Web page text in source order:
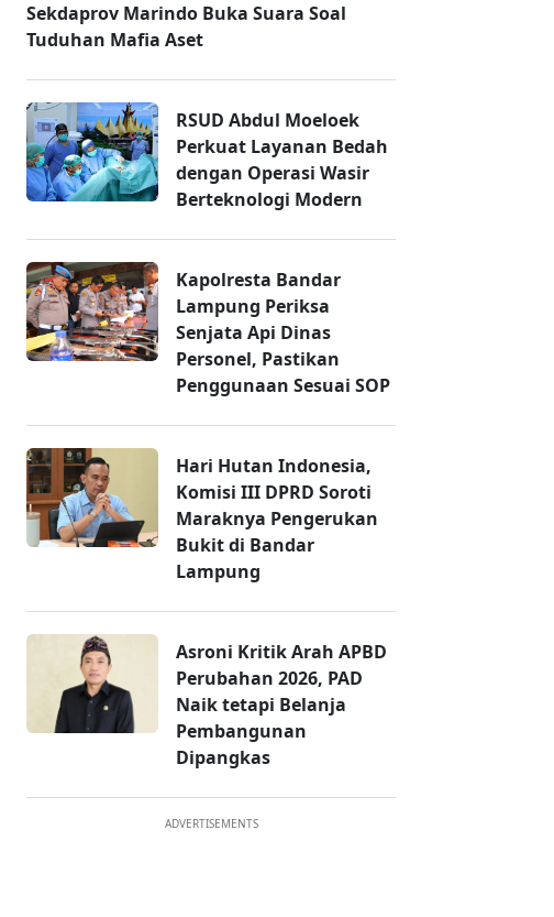
Sekdaprov Marindo Buka Suara Soal
Tuduhan Mafia Aset
RSUD Abdul Moeloek
Perkuat Layanan Bedah
dengan Operasi Wasir
Berteknologi Modern
Kapolresta Bandar
Lampung Periksa
Senjata Api Dinas
Personel, Pastikan
Penggunaan Sesuai SOP
Hari Hutan Indonesia,
Komisi III DPRD Soroti
Maraknya Pengerukan
Bukit di Bandar
Lampung
Asroni Kritik Arah APBD
Perubahan 2026, PAD
Naik tetapi Belanja
Pembangunan
Dipangkas
ADVERTISEMENTS